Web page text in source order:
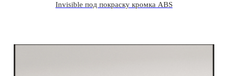
Invisible под покраску кромка ABS